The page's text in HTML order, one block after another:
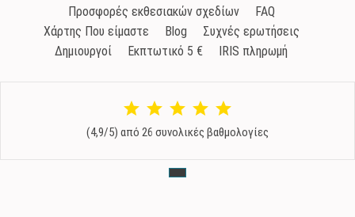
Προσφορές εκθεσιακών σχεδίων
FAQ
Χάρτης Που είμαστε
Blog
Συχνές ερωτήσεις
Δημιουργοί
Εκπτωτικό 5 € IRIS πληρωμή
(4,9/5) από 26 συνολικές βαθμολογίες